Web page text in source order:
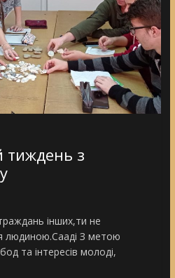
тиждень з
інших,ти не
людиною.Сааді З метою
та інтересів молоді,